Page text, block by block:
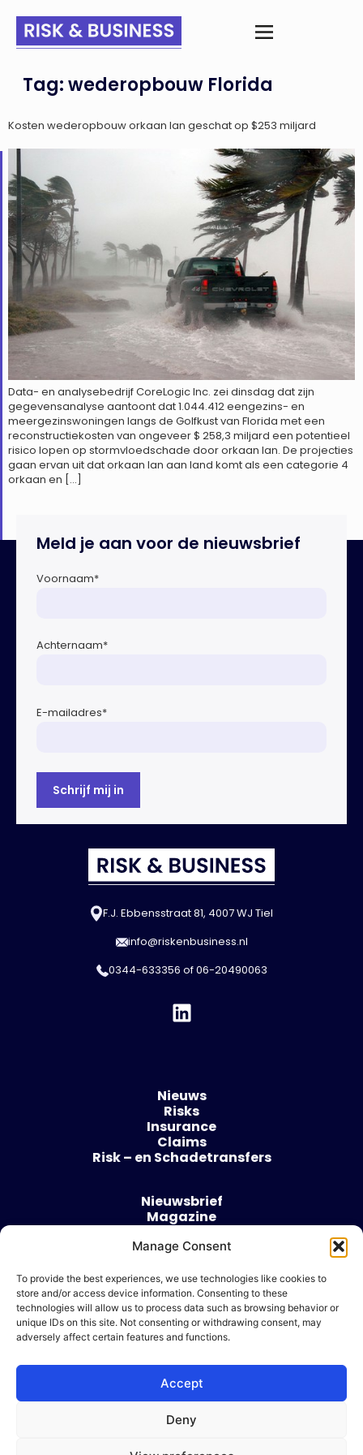
Manage Consent
To provide the best experiences, we use technologies like cookies to
store and/or access device information. Consenting to these
technologies will allow us to process data such as browsing behavior or
unique IDs on this site. Not consenting or withdrawing consent, may
adversely affect certain features and functions.
Accept
Deny
Tag:wederopbouw Florida
Kosten wederopbouw orkaan Ian geschat op $253 miljard
Data- en analysebedrijf CoreLogic Inc. zei dinsdag dat zijn
gegevensanalyse aantoont dat 1.044.412 eengezins- en
meergezinswoningen langs de Golfkust van Florida met een
reconstructiekosten van ongeveer $ 258,3 miljard een potentieel
risico lopen op stormvloedschade door orkaan Ian. De projecties
gaan ervan uit dat orkaan Ian aan land komt als een categorie 4
orkaan en […]
Meld je aan voor de nieuwsbrief
Voornaam*
Achternaam*
E-mailadres*
F.J. Ebbensstraat 81, 4007 WJ Tiel
info@riskenbusiness.nl
0344-633356 of06-20490063
Nieuws
Risks
Insurance
Claims
Risk – en Schadetransfers
Nieuwsbrief
Magazine
Over
Algemene voorwaarden
Cookie beleid
Ik wil adverteren
© 2026 Risk & Business